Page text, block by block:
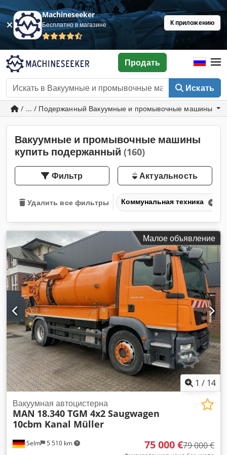
Machineseeker
Бесплатно в магазине К приложению
Искать
Продать
/ ... / Подержанный Вакуумные и промывочные машины
Вакуумные и промывочные машины
купить подержанный (160)
Фильтр Актуальность
Удалить все фильтры Коммунальная техника
Малое объявление
1 / 14
Selm 5 510 km
Вакуумная автоцистерна
MAN 18.340 TGM 4x2 Saugwagen
10cbm Kanal Müller
75 000 €79 000 €